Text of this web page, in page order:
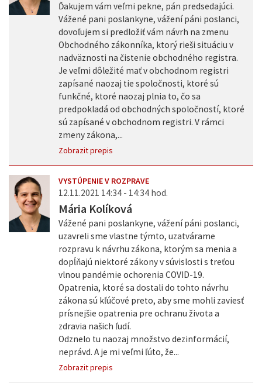
Ďakujem vám veľmi pekne, pán predsedajúci.
Vážené pani poslankyne, vážení páni poslanci,
dovoľujem si predložiť vám návrh na zmenu
Obchodného zákonníka, ktorý rieši situáciu v
nadväznosti na čistenie obchodného registra.
Je veľmi dôležité mať v obchodnom registri
zapísané naozaj tie spoločnosti, ktoré sú
funkčné, ktoré naozaj plnia to, čo sa
predpokladá od obchodných spoločností, ktoré
sú zapísané v obchodnom registri. V rámci
zmeny zákona,...
Zobrazit prepis
VYSTÚPENIE V ROZPRAVE
12.11.2021 14:34 - 14:34 hod.
Mária Kolíková
Vážené pani poslankyne, vážení páni poslanci,
uzavreli sme vlastne týmto, uzatvárame
rozpravu k návrhu zákona, ktorým sa menia a
dopĺňajú niektoré zákony v súvislosti s treťou
vlnou pandémie ochorenia COVID-19.
Opatrenia, ktoré sa dostali do tohto návrhu
zákona sú kľúčové preto, aby sme mohli zaviesť
prísnejšie opatrenia pre ochranu života a
zdravia našich ľudí.
Odznelo tu naozaj množstvo dezinformácií,
neprávd. A je mi veľmi ľúto, že...
Zobrazit prepis